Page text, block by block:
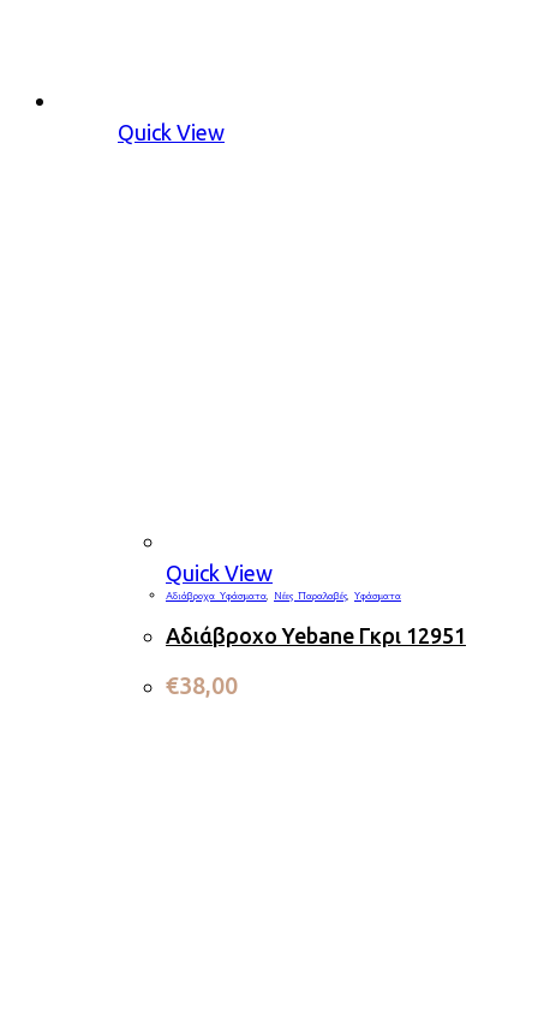
Quick View
Quick View
Αδιάβροχα Υφάσματα Νέες Παραλαβές Υφάσματα
Αδιάβροχο Yebane Γκρι 12951
€38,00